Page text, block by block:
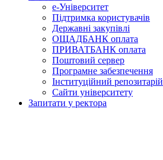
е-Університет
Підтримка користувачів
Державні закупівлі
ОЩАДБАНК оплата
ПРИВАТБАНК оплата
Поштовий сервер
Програмне забезпечення
Інституційний репозитарій
Сайти університету
Запитати у ректора